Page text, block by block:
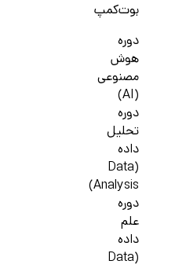
بوت‌کمپ
دوره
هوش
مصنوعی
(AI)
دوره
تحلیل
داده
(Data
Analysis)
دوره
علم
داده
(Data